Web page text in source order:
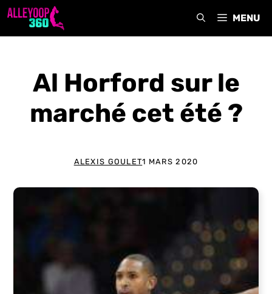
Aller
MENU
Al Horford sur le
marché cet été ?
ALEXIS GOULET1 MARS 2020